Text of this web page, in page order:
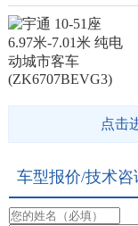
点击
车型报价/技术咨